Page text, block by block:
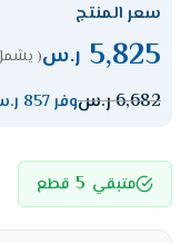
سعر المنتج
5,825 ر.س(
6,682ر.سوفر 857 ر.س
متبقي 5 قطع